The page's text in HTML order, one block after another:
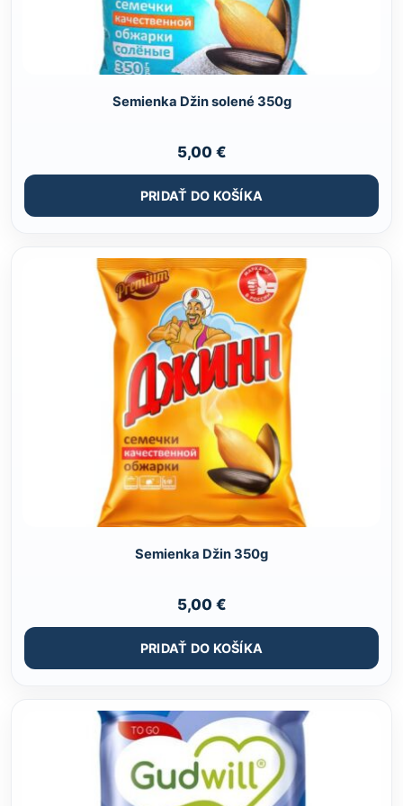
Semienka Džin solené 350g
5,00 €
PRIDAŤ DO KOŠÍKA
Semienka Džin 350g
5,00 €
PRIDAŤ DO KOŠÍKA